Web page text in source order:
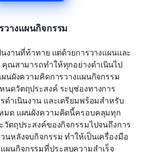
างแผนกิจกรรม
งานที่ท้าทาย แต่ด้วยการวางแผนและ
ณสามารถทำให้ทุกอย่างดำเนินไป
นผังความคิดการวางแผนกิจกรรม
นดวัตถุประสงค์ ระบุช่องทางการ
ดำเนินงาน และเตรียมพร้อมสำหรับ
มด แผนผังความคิดนี้ครอบคลุมทุก
วัตถุประสงค์ของกิจกรรมไปจนถึงการ
หลังจบกิจกรรม ทำให้เป็นเครื่องมือ
ผนกิจกรรมที่ประสบความสำเร็จ